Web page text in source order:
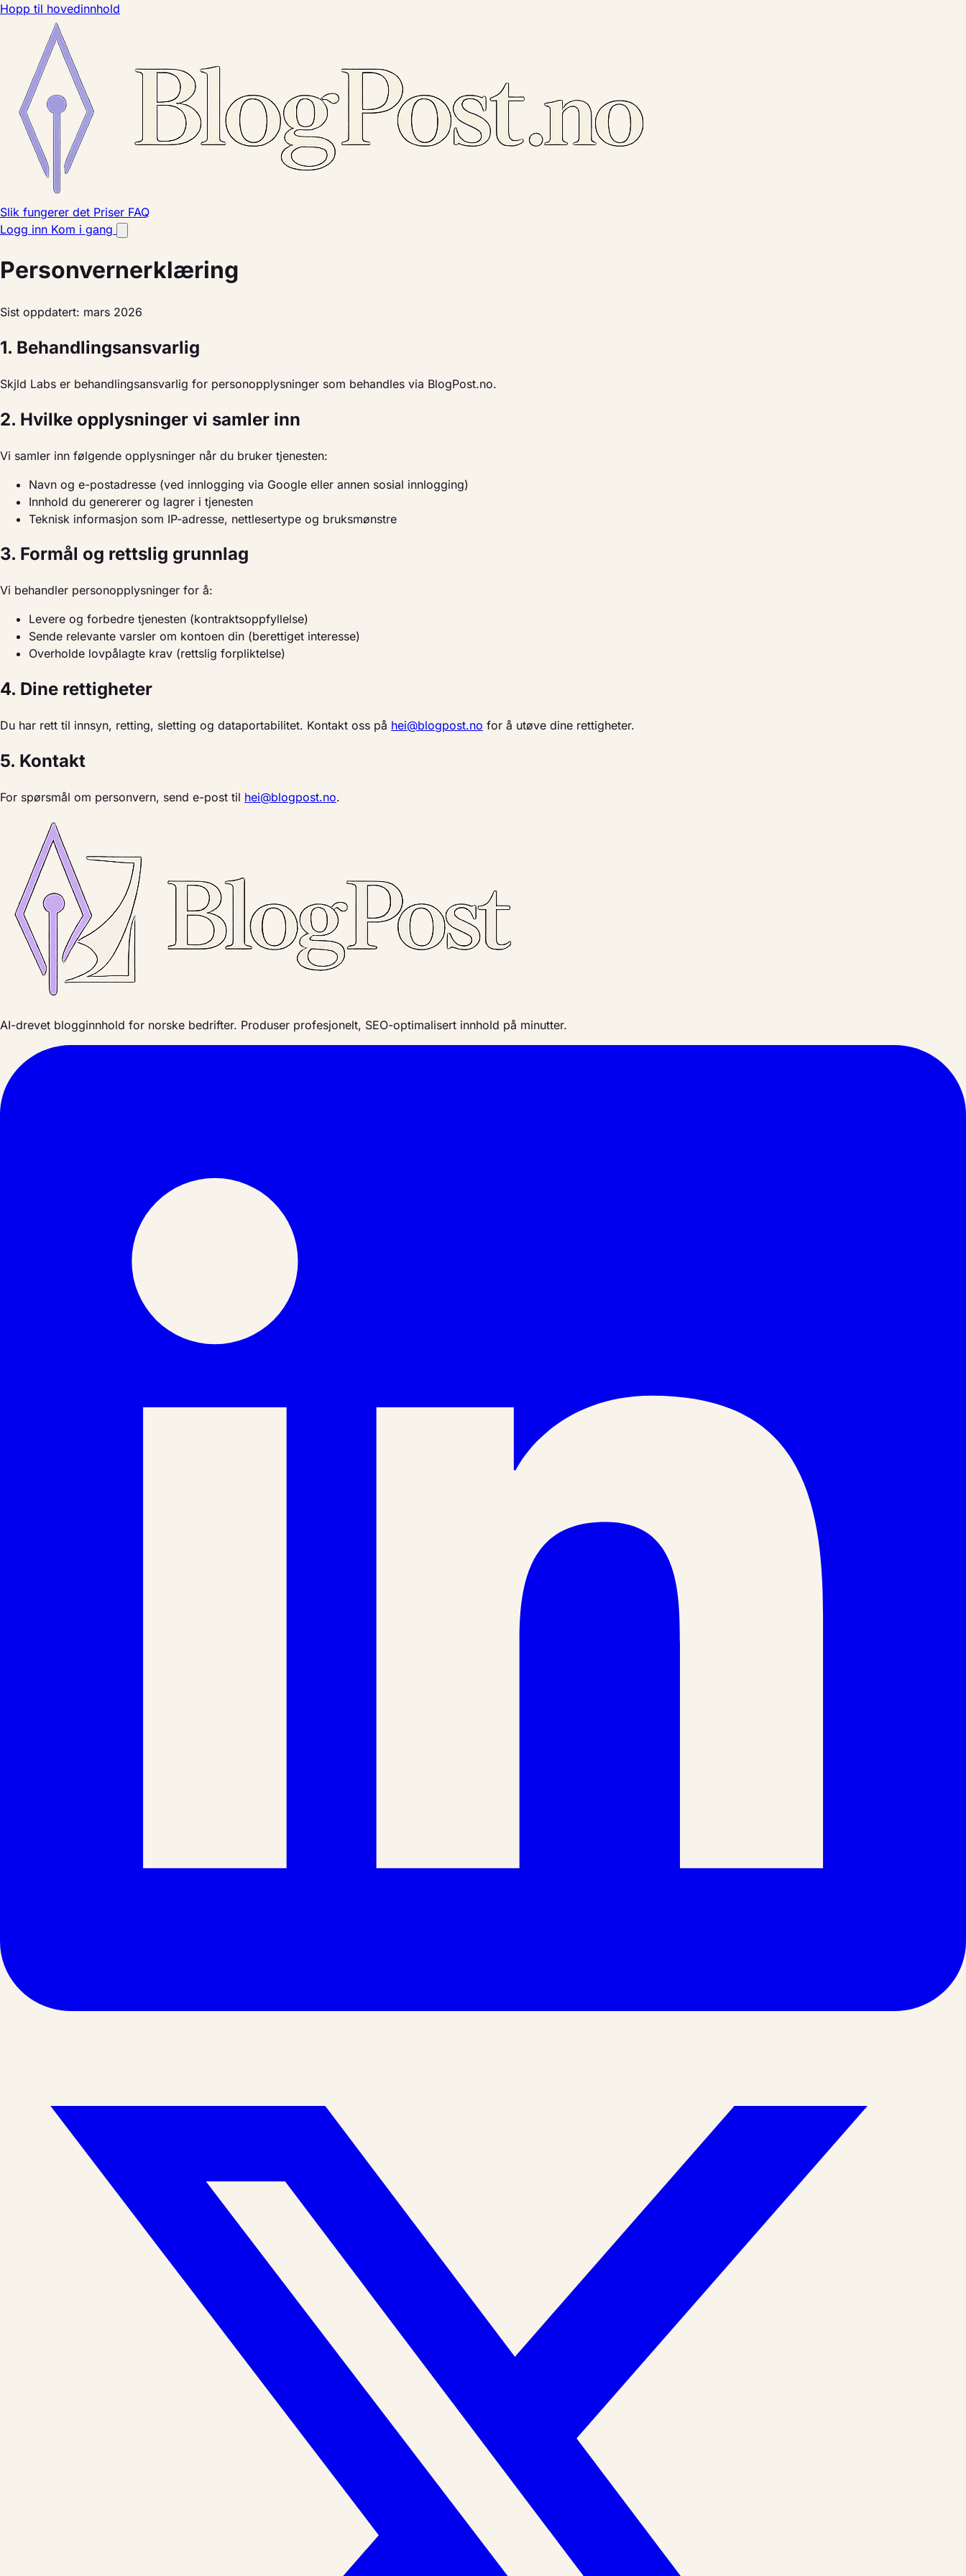
Hopp til hovedinnhold
Slik fungerer det Priser FAQ
Logg inn Kom i gang
Personvernerklæring
Sist oppdatert: mars 2026
1. Behandlingsansvarlig
Skjld Labs er behandlingsansvarlig for personopplysninger som behandles via BlogPost.no.
2. Hvilke opplysninger vi samler inn
Vi samler inn følgende opplysninger når du bruker tjenesten:
Navn og e-postadresse (ved innlogging via Google eller annen sosial innlogging)
Innhold du genererer og lagrer i tjenesten
Teknisk informasjon som IP-adresse, nettlesertype og bruksmønstre
3. Formål og rettslig grunnlag
Vi behandler personopplysninger for å:
Levere og forbedre tjenesten (kontraktsoppfyllelse)
Sende relevante varsler om kontoen din (berettiget interesse)
Overholde lovpålagte krav (rettslig forpliktelse)
4. Dine rettigheter
Du har rett til innsyn, retting, sletting og dataportabilitet. Kontakt oss på hei@blogpost.no for å utøve dine rettigheter.
5. Kontakt
For spørsmål om personvern, send e-post til hei@blogpost.no.
AI-drevet blogginnhold for norske bedrifter. Produser profesjonelt, SEO-optimalisert innhold på minutter.